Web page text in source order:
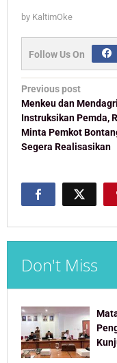
by KaltimOke
Follow Us On
Post
navigation
Previous post
Menkeu dan Mendagri
Instruksikan Pemda,
Minta Pemkot
Segera Realisasikan
Don't Miss